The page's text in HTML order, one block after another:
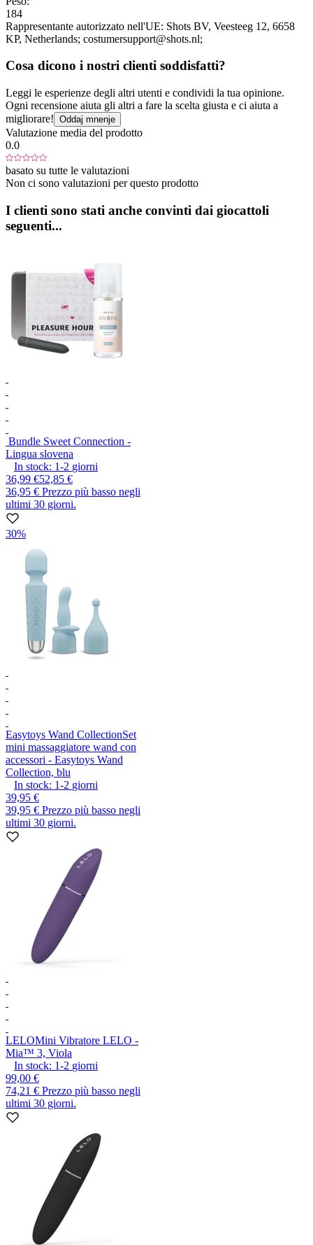
184
Rappresentante autorizzato nell'UE: Shots BV, Veesteeg 12, 6658
KP, Netherlands; costumersupport@shots.nl;
Cosa dicono i nostri clienti soddisfatti?
Leggi le esperienze degli altri utenti e condividi la tua opinione.
Ogni recensione aiuta gli altri a fare la scelta giusta e ci aiuta a
migliorare! Oddaj mnenje
Valutazione media del prodotto
0.0
basato su tutte le valutazioni
Non ci sono valutazioni per questo prodotto
I clienti sono stati anche convinti dai giocattoli
seguenti...
Bundle Sweet Connection -
Lingua slovena
In stock: 1-2 giorni
36,99 €52,85 €
36,95 € Prezzo più basso negli
ultimi 30 giorni.
30%
Easytoys Wand CollectionSet
mini massaggiatore wand con
accessori - Easytoys Wand
Collection, blu
In stock: 1-2 giorni
39,95 €
39,95 € Prezzo più basso negli
ultimi 30 giorni.
LELOMini Vibratore LELO -
Mia™ 3, Viola
In stock: 1-2 giorni
99,00 €
74,21 € Prezzo più basso negli
ultimi 30 giorni.